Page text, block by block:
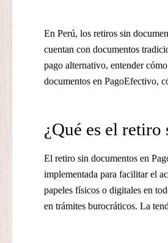
En Perú, los retiros sin
cuentan con documentos
pago alternativo, entender
documentos en PagoEfectivo,
¿Qué es el
El retiro sin documentos en
implementada para facilitar el
papeles físicos o digitales en
en trámites burocráticos. La